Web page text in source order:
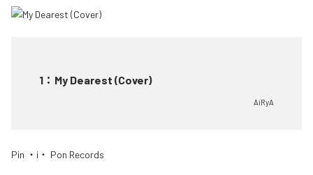
1 ： My Dearest (Cover)
AiRyA
Pin ・i・ Pon Records